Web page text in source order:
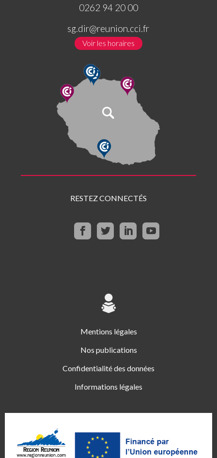
0262 94 20 00
sg.dir@reunion.cci.fr
Voir les horaires
RESTEZ CONNECTÉS
Mentions légales
Nos publications
Confidentialité des données
Informations légales